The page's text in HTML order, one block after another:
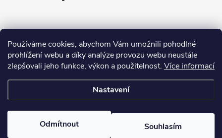
Používáme cookies, abychom Vám umožnili pohodlné
prohlížení webu a díky analýze provozu webu neustále
zlepšovali jeho funkce, výkon a použitelnost. Více informací
Nastavení
Odmítnout Souhlasím
y
v
ý
p
i
s
Informace pro vás
O společnosti
cookies